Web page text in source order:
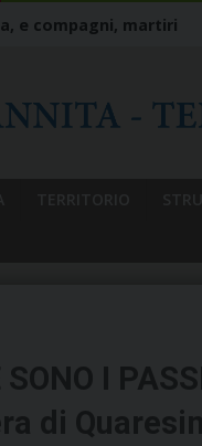
e compagni, martiri
I
di